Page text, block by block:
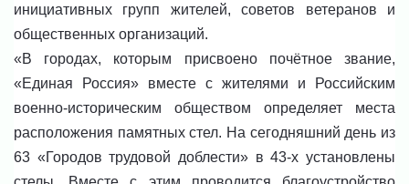
инициативных групп жителей, советов ветеранов и
общественных организаций.
«В городах, которым присвоено почётное звание,
«Единая Россия» вместе с жителями и Российским
военно-историческим обществом определяет места
расположения памятных стел. На сегодняшний день из
63 «Городов трудовой доблести» в 43-х установлены